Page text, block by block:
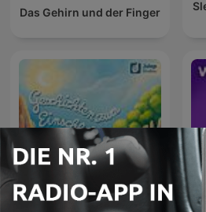
Das Gehirn und der Finger